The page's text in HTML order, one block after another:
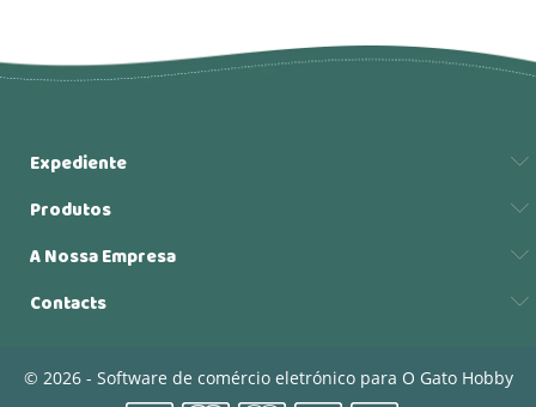
Expediente
Produtos
A Nossa Empresa
Contacts
© 2026 - Software de comércio eletrónico para O Gato Hobby